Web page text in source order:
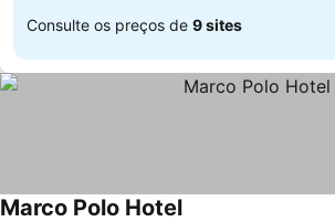
Consulte os preços de 9 sites
Marco Polo Hotel